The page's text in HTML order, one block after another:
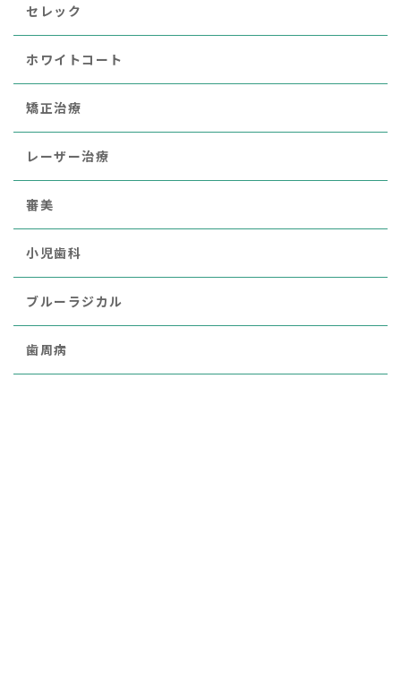
セレック
ホワイトコート
矯正治療
レーザー治療
審美
小児歯科
ブルーラジカル
歯周病